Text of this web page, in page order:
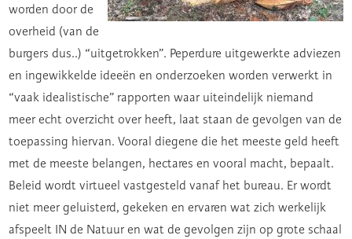
worden door de
overheid (van de
burgers dus..) “uitgetrokken”. Peperdure uitgewerkte adviezen
en ingewikkelde ideeën en onderzoeken worden verwerkt in
“vaak idealistische” rapporten waar uiteindelijk niemand
meer echt overzicht over heeft, laat staan de gevolgen van de
toepassing hiervan. Vooral diegene die het meeste geld heeft
met de meeste belangen, hectares en vooral macht, bepaalt.
Beleid wordt virtueel vastgesteld vanaf het bureau. Er wordt
niet meer geluisterd, gekeken en ervaren wat zich werkelijk
afspeelt IN de Natuur en wat de gevolgen zijn op grote schaal